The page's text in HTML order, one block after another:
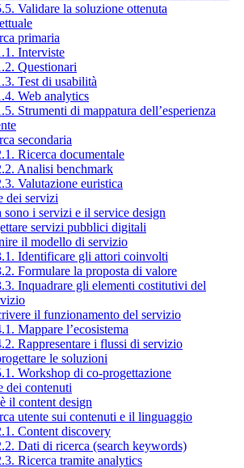
Validare la soluzione ottenuta
primaria
Interviste
Questionari
Test di usabilità
Web analytics
Strumenti di mappatura dell’esperienza
secondaria
Ricerca documentale
Analisi benchmark
Valutazione euristica
dei servizi
sono i servizi e il service design
servizi pubblici digitali
il modello di servizio
Identificare gli attori coinvolti
Formulare la proposta di valore
Inquadrare gli elementi costitutivi del
il funzionamento del servizio
Mappare l’ecosistema
Rappresentare i flussi di servizio
le soluzioni
Workshop di co-progettazione
dei contenuti
il content design
utente sui contenuti e il linguaggio
Content discovery
Dati di ricerca (search keywords)
Ricerca tramite analytics